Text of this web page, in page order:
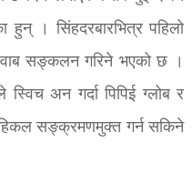
हुन् । सिंहदरबारभित्र पहिलो
सङ्कलन गरिने भएको छ ।
अन गर्दा पिपिई ग्लोब र
सङ्क्रमणमुक्त गर्न सकिने